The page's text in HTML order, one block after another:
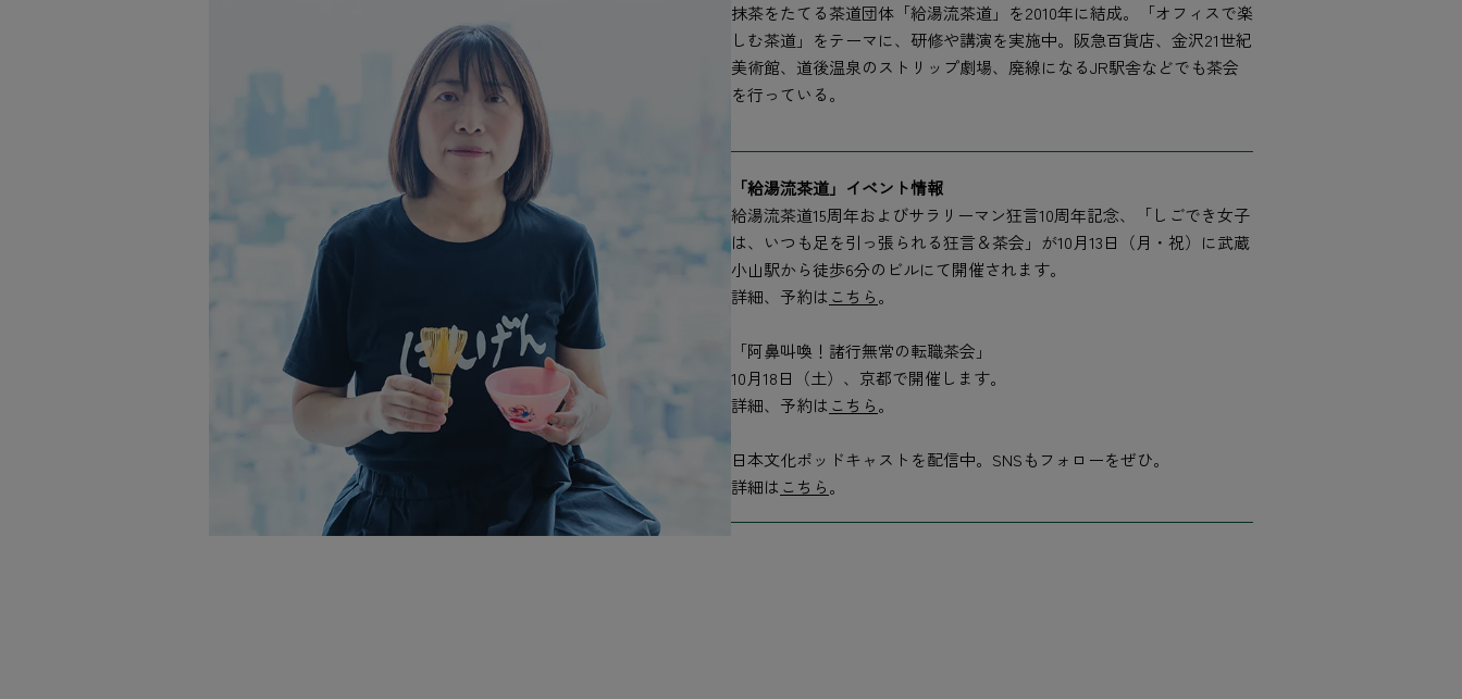
抹茶をたてる茶道団体「給湯流茶道」を2010年に結成。「オフィスで楽
しむ茶道」をテーマに、研修や講演を実施中。阪急百貨店、金沢21世紀
美術館、道後温泉のストリップ劇場、廃線になるJR駅舎などでも茶会
を行っている。
「給湯流茶道」イベント情報
給湯流茶道15周年およびサラリーマン狂言10周年記念、「しごでき女子
は、いつも足を引っ張られる狂言＆茶会」が10月13日（月・祝）に武蔵
小山駅から徒歩6分のビルにて開催されます。
詳細、予約は こちら。
「阿鼻叫喚！諸行無常の転職茶会」
10月18日（土）、京都で開催します。
詳細、予約は こちら。
日本文化ポッドキャストを配信中。SNSもフォローをぜひ。
詳細は こちら。